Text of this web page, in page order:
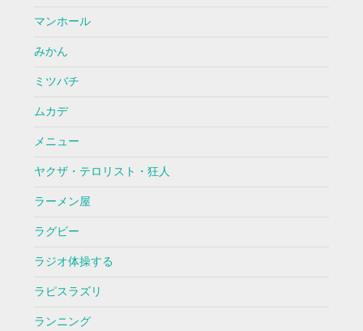
マンホール
みかん
ミツバチ
ムカデ
メニュー
ヤクザ・テロリスト・狂人
ラーメン屋
ラグビー
ラジオ体操する
ラピスラズリ
ランニング